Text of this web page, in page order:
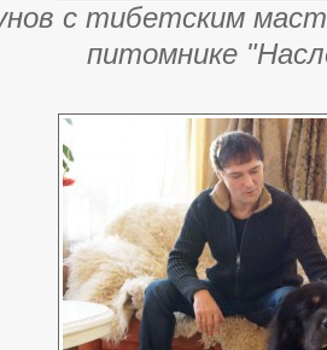
с тибетским
питомнике